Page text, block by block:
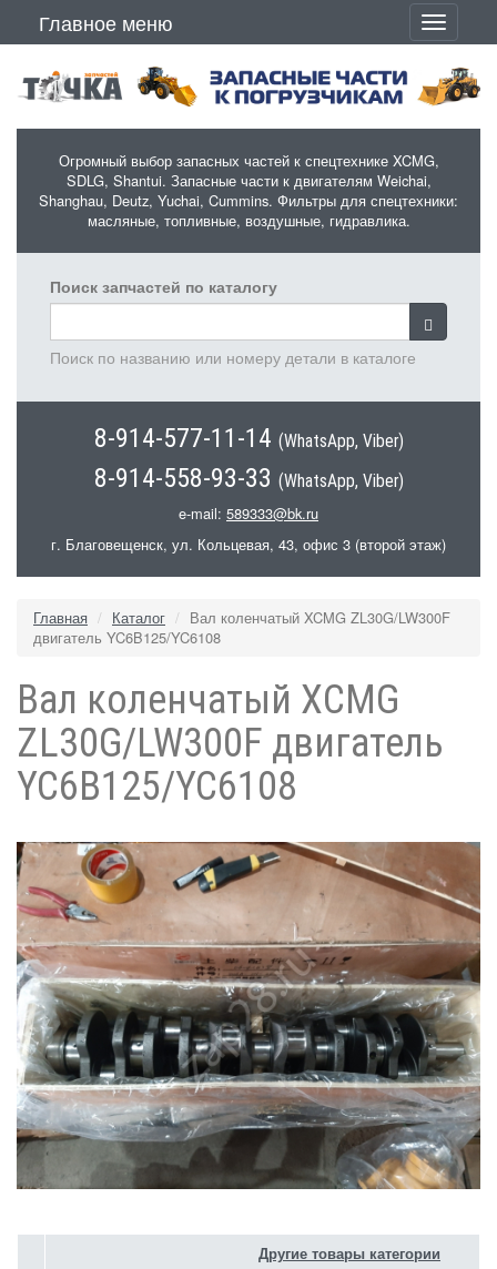
Главное меню
Toggle
Огромный выбор запасных частей к спецтехнике XCMG,
SDLG, Shantui. Запасные части к двигателям Weichai,
Shanghau, Deutz, Yuchai, Cummins. Фильтры для спецтехники:
масляные, топливные, воздушные, гидравлика.
Поиск запчастей по каталогу
Поиск по названию или номеру детали в каталоге
8-914-577-11-14 (WhatsApp, Viber)
8-914-558-93-33 (WhatsApp, Viber)
e-mail: 589333@bk.ru
г. Благовещенск, ул. Кольцевая, 43, офис 3 (второй этаж)
Главная Каталог
Вал коленчатый XCMG ZL30G/LW300F
двигатель YC6B125/YC6108
Вал коленчатый XCMG
ZL30G/LW300F двигатель
YC6B125/YC6108
Другие товары категории